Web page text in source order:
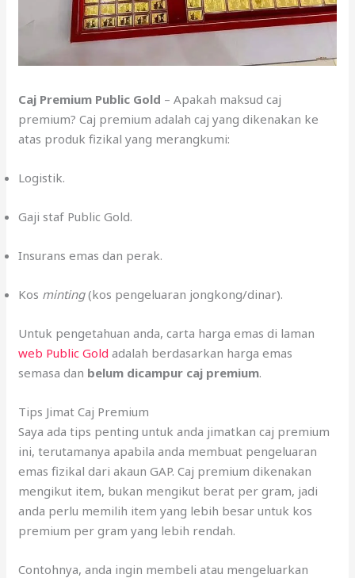
Caj Premium Public Gold – Apakah maksud caj
premium? Caj premium adalah caj yang dikenakan ke
atas produk fizikal yang merangkumi:
Logistik.
Gaji staf Public Gold.
Insurans emas dan perak.
Kos minting(kos pengeluaran jongkong/dinar).
Untuk pengetahuan anda, carta harga emas di laman
web Public Gold adalah berdasarkan harga emas
semasa dan belum dicampur caj premium.
Tips Jimat Caj Premium
Saya ada tips penting untuk anda jimatkan caj premium
ini, terutamanya apabila anda membuat pengeluaran
emas fizikal dari akaun GAP. Caj premium dikenakan
mengikut item, bukan mengikut berat per gram, jadi
anda perlu memilih item yang lebih besar untuk kos
premium per gram yang lebih rendah.
Contohnya, anda ingin membeli atau mengeluarkan